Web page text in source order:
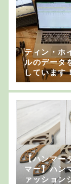
ティン・ホ
ルのデータ
しています
【ハンマー
マー】ハン
ァッション